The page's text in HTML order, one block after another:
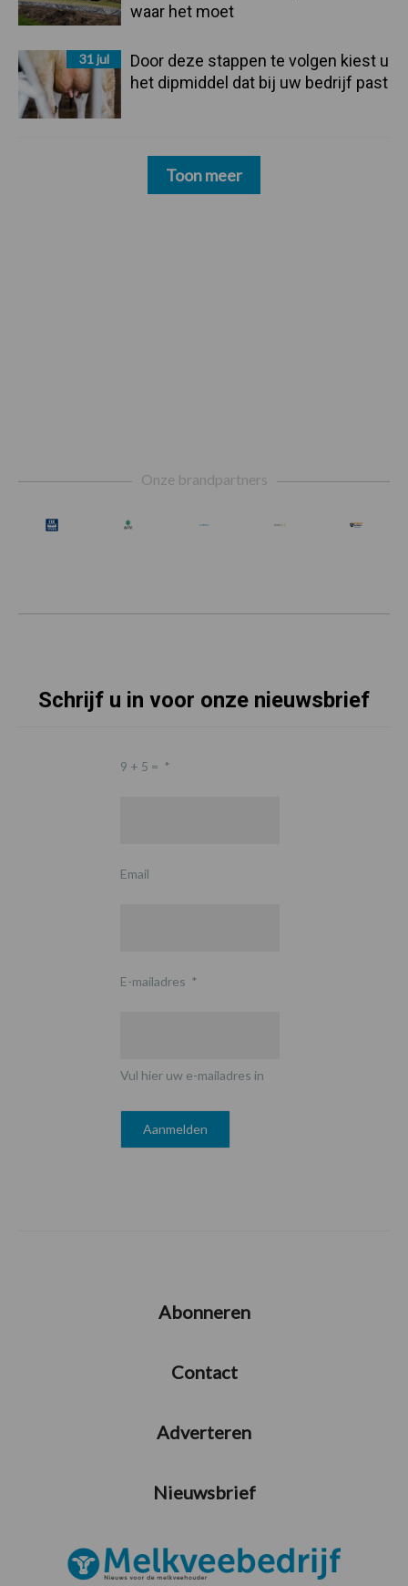
waar het moet
31 jul
Door deze stappen te volgen kiest u
het dipmiddel dat bij uw bedrijf past
Toon meer
Onze brandpartners
Schrijf u in voor onze nieuwsbrief
9 + 5 = *
Email
E-mailadres *
Vul hier uw e-mailadres in
Abonneren
Contact
Adverteren
Nieuwsbrief